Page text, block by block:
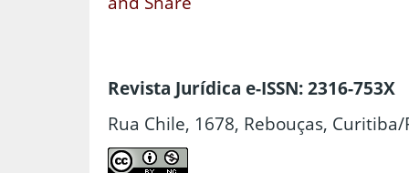
Revista Jurídica e-ISSN: 2316-753X
Rua Chile, 1678, Rebouças, Curitiba/